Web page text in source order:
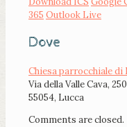
365 Outlook Live
Dove
Chiesa parrocchiale di
Via della Valle Cava,
55054, Lucca
Comments are closed.